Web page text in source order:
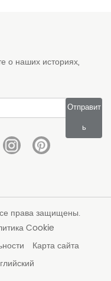
о наших историях,
Отправит
ь
права защищены.
Cookie
Карта сайта